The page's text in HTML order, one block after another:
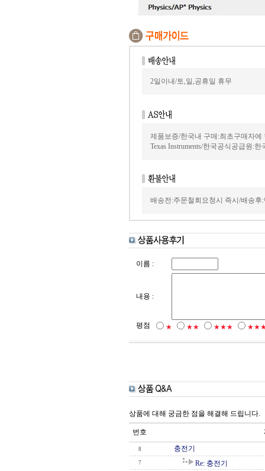
2일이내/토,일,공휴일 휴무
제품보증/한국내 구매:최초구매자
Texas Instruments/한국공식공급원:
배송전:주문철회요청시 즉시/배송후
이름 :
내용 :
평점 ★ ★★ ★★★
상품에 대해 궁금한 점을 해결해 드립니다.
번호
8 충전기
7 Re: 충전기